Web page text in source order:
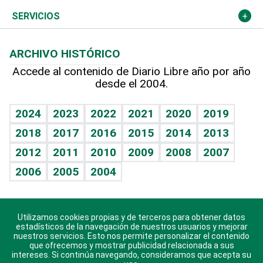
Resto del mundo
Economía personal
Podcast Arte Libre
Hablando con el pediatra
Vida y familia
Eñe
Celebrando la vida
Sin complejos
En pocas palabras
Escuchando al corazón
Economía Personal
Más deportes
Línea de hit
TBT Deportivo
Columnistas
Más firmas
Cambio climático
Opinión
Hecho en casa
Guía del dinero
SERVICIOS
Cumpleaños
Horóscopos
Crucigramas
ARCHIVO HISTÓRICO
Accede al contenido de Diario Libre año por año
desde el 2004.
2024 2023 2022 2021 2020
2019
2018
2017 2016 2015 2014
2013
2012
2011 2010 2009 2008
2007
2006
2005 2004
Descarga nuestras aplicaciones para Android, iOS y
sistema Huawei.
Utilizamos cookies propias y de terceros para obtener datos
estadísticos de la navegación de nuestros usuarios y mejorar
nuestros servicios. Esto nos permite personalizar el contenido
que ofrecemos y mostrar publicidad relacionada a sus
intereses. Si continúa navegando, consideramos que acepta su